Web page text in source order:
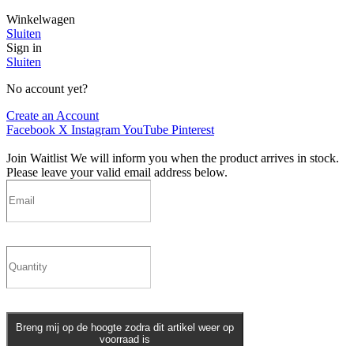
Winkelwagen
Sluiten
Sign in
Sluiten
No account yet?
Create an Account
Facebook X InstagramYouTube Pinterest
Join Waitlist We will inform you when the product arrives in stock.
Please leave your valid email address below.
Breng mij op de hoogte zodra dit artikel weer op
voorraad is